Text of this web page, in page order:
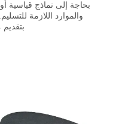
والموارد اللازمة